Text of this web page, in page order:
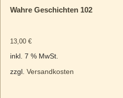
Wahre Geschichten 102
13,00 €
inkl. 7 % MwSt.
zzgl. Versandkosten